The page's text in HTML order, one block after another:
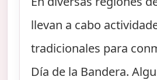
llevan a cabo
tradicionales para
Día de la Bandera.